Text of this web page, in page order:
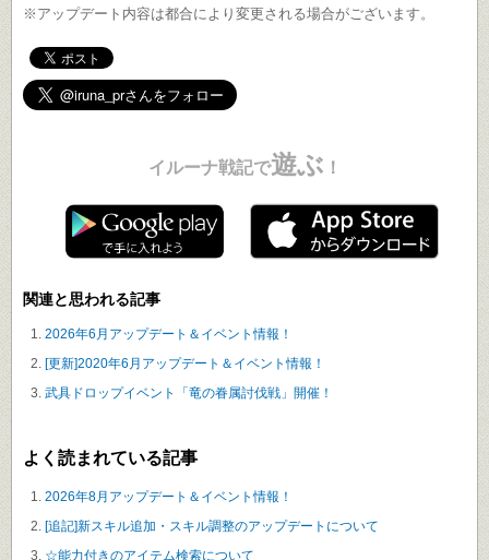
※アップデート内容は都合により変更される場合がございます。
イルーナ戦記で遊ぶ ！
関連と思われる記事
2026年6月アップデート＆イベント情報！
[更新]2020年6月アップデート＆イベント情報！
武具ドロップイベント「竜の眷属討伐戦」開催！
よく読まれている記事
2026年8月アップデート＆イベント情報！
[追記]新スキル追加・スキル調整のアップデートについて
☆能力付きのアイテム検索について